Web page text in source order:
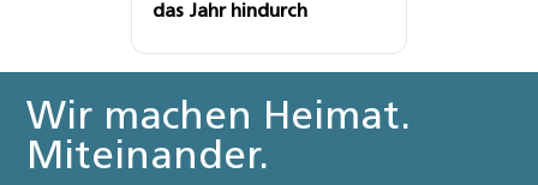
das Jahr hindurch
Wir machen Heimat.
Miteinander.